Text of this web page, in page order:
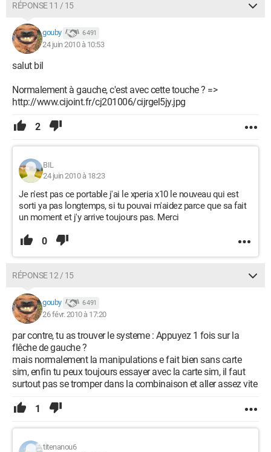
RÉPONSE 11 / 15
gouby 6 491
24 juin 2010 à 10:53
salut bil
Normalement à gauche, c'est avec cette touche ? =>
http://www.cijoint.fr/cj201006/cijrgel5jy.jpg
2
BIL
24 juin 2010 à 18:23
Je n'est pas ce portable j'ai le xperia x10 le nouveau qui est
sorti ya pas longtemps, si tu pouvai m'aidez parce que sa fait
un moment et j'y arrive toujours pas. Merci
0
RÉPONSE 12 / 15
gouby 6 491
26 févr. 2010 à 17:20
par contre, tu as trouver le systeme : Appuyez 1 fois sur la
flêche de gauche ?
mais normalement la manipulations e fait bien sans carte
sim, enfin tu peux toujours essayer avec la carte sim, il faut
surtout pas se tromper dans la combinaison et aller assez vite
1
titenanou6